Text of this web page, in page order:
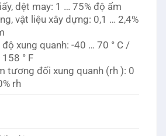
dệt may: 1 … 75% độ ẩm
vật liệu xây dựng: 0,1 … 2,4%
xung quanh: -40 … 70 ° C /
° F
tương đối xung quanh (rh ): 0
rh